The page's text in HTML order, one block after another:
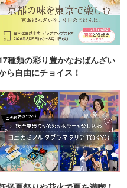
種類の彩り豊かなおばんざい
ら自由にチョイス！